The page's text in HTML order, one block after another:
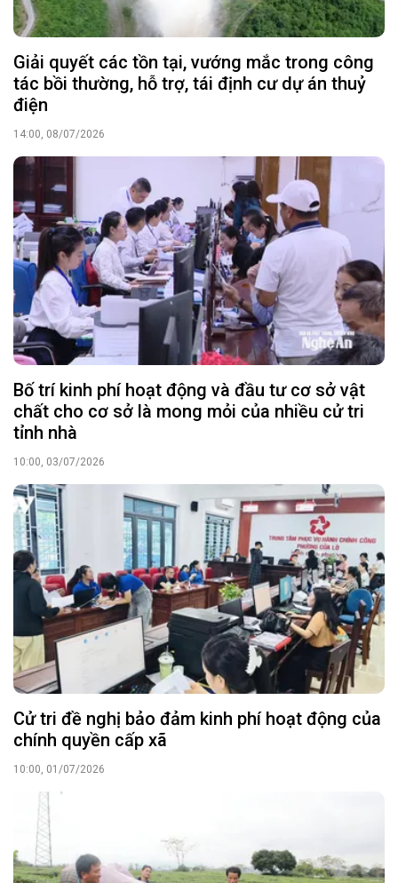
Giải quyết các tồn tại, vướng mắc trong công
tác bồi thường, hỗ trợ, tái định cư dự án thuỷ
điện
14:00, 08/07/2026
Bố trí kinh phí hoạt động và đầu tư cơ sở vật
chất cho cơ sở là mong mỏi của nhiều cử tri
tỉnh nhà
10:00, 03/07/2026
Cử tri đề nghị bảo đảm kinh phí hoạt động của
chính quyền cấp xã
10:00, 01/07/2026